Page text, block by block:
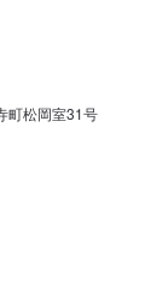
町松岡室31号